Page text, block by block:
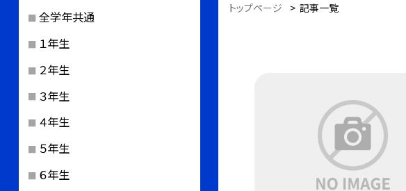
トップページ > 記事一覧
全学年共通
１年生
２年生
３年生
４年生
５年生
６年生